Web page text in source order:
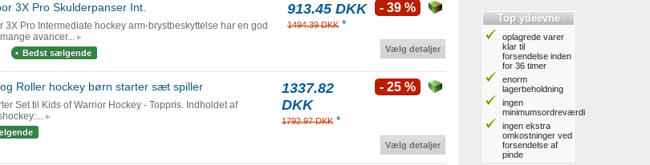
3X Pro Skulderpanser Int.
3X Pro Intermediate hockey arm-brystbeskyttelse har en god
avancer...
Bedst sælgende
913.45 DKK
1494.39 DKK *
- 39 %
Vælg detaljer
Roller hockey børn starter sæt spiller
Set til Kids of Warrior Hockey - Toppris. Indholdet af
1337.82
DKK
1792.97 DKK *
- 25 %
Vælg detaljer
Top ydeevne
oplagrede varer
klar til
forsendelse inden
for 36 timer
enorm
lagerbeholdning
ingen
minimumsordreværdi
ingen ekstra
omkostninger ved
forsendelse af
pinde